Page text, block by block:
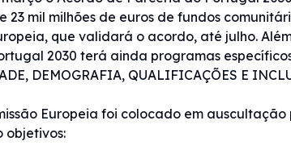
mil milhões de euros de fundos
que validará o acordo, até julho.
2030 terá ainda programas
DEMOGRAFIA, QUALIFICAÇÕES E
Europeia foi colocado em auscultação
objetivos: